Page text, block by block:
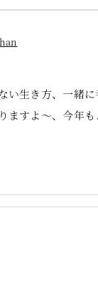
い生き方、一緒
ますよ～、今年